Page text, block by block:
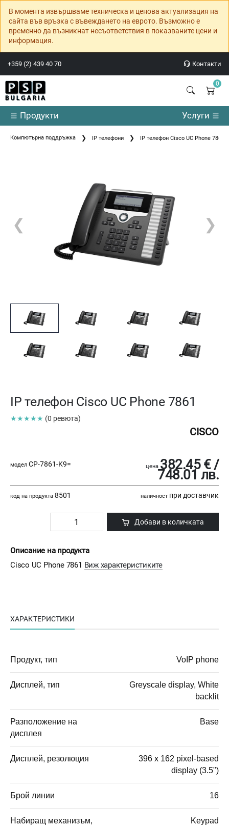
В момента извършваме техническа и ценова актуализация на
сайта във връзка с въвеждането на еврото. Възможно е
временно да възникнат несъответствия в показваните цени и
информация.
+359 (2) 439 40 70 Контакти
0
Продукти Услуги
Компютърна поддръжка IP телефони IP телефон Cisco UC Phone 7861
❮ ❯
IP телефон Cisco UC Phone 7861
★★★★★ (0 ревюта)
CISCO
модел CP-7861-K9= цена 382.45 € /
748.01 лв.
код на продукта 8501 наличност при доставчик
Добави в количката
Описание на продукта
Cisco UC Phone 7861 Виж характеристиките
ХАРАКТЕРИСТИКИ
Продукт, тип VoIP phone
Дисплей, тип
Greyscale display, White
backlit
Разположение на
дисплея
Base
Дисплей, резолюция
396 x 162 pixel-based
display (3.5")
Брой линии 16
Набиращ механизъм,
Keypad